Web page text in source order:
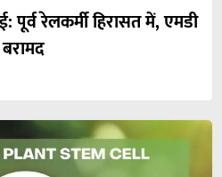
रेलकर्मी हिरासत में, एमडी